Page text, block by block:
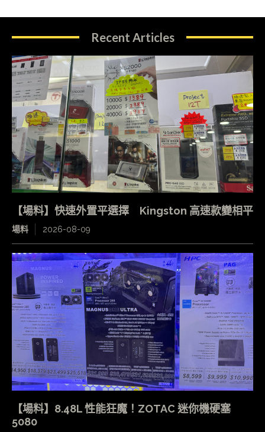
Recent Articles
【場料】快速外置平選擇 Kingston 高速款變相平
場料 2026-08-09
【場料】8.48L 性能狂魔！ZOTAC 迷你機硬塞
5080